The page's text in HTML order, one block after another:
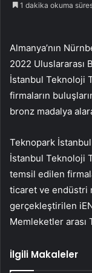
1 dakika okuma
Almanya’nın
2022 Uluslararası
İstanbul Teknoloji
firmaların
bronz madalya
Teknopark İstanbul
İstanbul Teknoloji
temsil edilen
ticaret ve endüstri
gerçekleştirilen
Memleketler arası
İlgili Makaleler